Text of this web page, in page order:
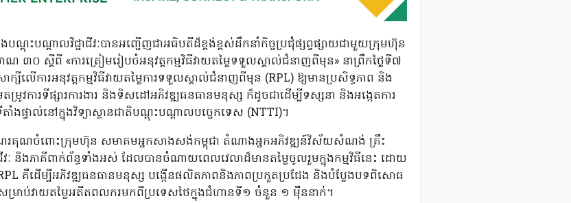
បណ្តុះបណ្តាលវិជ្ជាជីវៈបានអញ្ជើញជាអធិបតីដ៏ខ្ពង់ខ្ពស់ដឹកនាំកិច្ចប្រជុំផ្សព្វផ្សាយជាមួយក្រុមហ៊ុន
០ ស្តីពី «ការត្រៀមរៀបចំអនុវត្តកម្មវិធីវាយតម្លៃទទួលស្គាល់ជំនាញពីមុន» នាព្រឹកថ្ងៃទី៧
ាក្សីលើការអនុវត្តកម្មវិធីវាយតម្លៃការទទួលស្គាល់ជំនាញពីមុន (RPL) ឱ្យមានប្រសិទ្ធភាព និង
រូវការទីផ្សារការងារ និងទិសដៅអភិវឌ្ឍធនធានមនុស្ស ក៏ដូចជាដើម្បីទស្សនា និងអង្កេតការ
ាំងផ្ទាល់នៅក្នុងវិទ្យាស្ថានជាតិបណ្តុះបណ្តាលបច្ចេកទេស (NTTI)។
ងអំណរគុណចំពោះក្រុមហ៊ុន សមាគមអ្នកសាងសង់កម្ពុជា តំណាងអ្នកអភិវឌ្ឍន៍វិស័យសំណង់ គ្រឹះ
វៈ និងភាគីពាក់ព័ន្ធទាំងអស់ ដែលបានចំណាយពេលវេលាដ៏មានតម្លៃចូលរួមក្នុងកម្មវិធីនេះ ដោយ
គឺដើម្បីអភិវឌ្ឍធនធានមនុស្ស បង្កើនផលិតភាពនិងភាពប្រកួតប្រជែង និងបំប្លែងបទពិសោធ
សសម្រាប់វាយតម្លៃអតីតពលករមកពីប្រទេសថៃក្នុងជំហានទី១ ចំនួន ១ ម៉ឺននាក់។